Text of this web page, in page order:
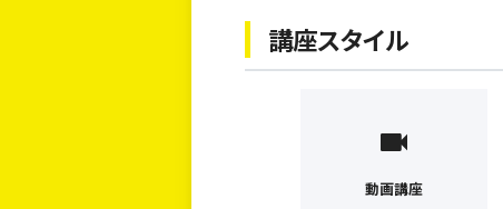
講座スタイル
動画講座